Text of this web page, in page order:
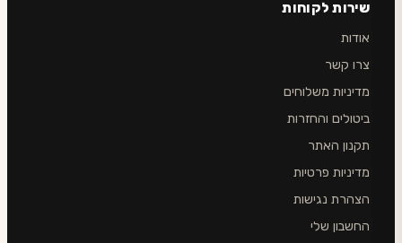
שירות לקוחות
אודות
צרו קשר
מדיניות משלוחים
ביטולים והחזרות
תקנון האתר
מדיניות פרטיות
הצהרת נגישות
החשבון שלי